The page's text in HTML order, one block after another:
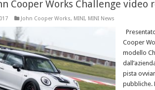
Cooper Works Challenge video
John Cooper Works, MINI, MINI News
Cooper
modello
pista
pubbliche.